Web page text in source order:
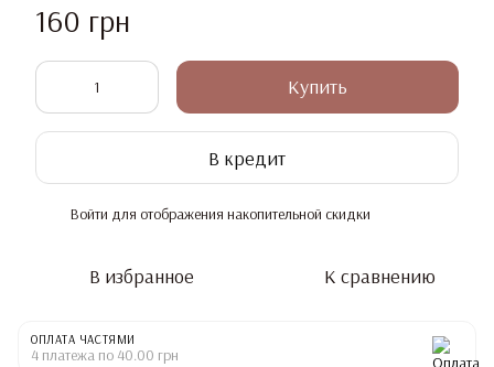
160 грн
Купить
В кредит
Войти для отображения накопительной скидки
В избранное К сравнению
ОПЛАТА ЧАСТЯМИ
4 платежа по 40.00 грн